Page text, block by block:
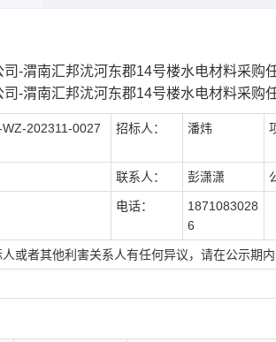
司-渭南汇邦沋河东郡14号楼水电材料采购
司-渭南汇邦沋河东郡14号楼水电材料采购
WZ-202311-0027
招标人： 潘炜
联系人： 彭潇潇
电话：
1871083028
6
人或者其他利害关系人有任何异议，请在公示期